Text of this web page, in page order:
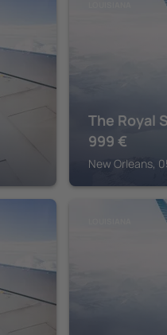
The Royal
999 €
New Orleans,